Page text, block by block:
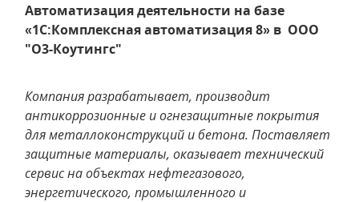
Автоматизация деятельности на базе
«1С:Комплексная автоматизация 8» в ООО
"О3-Коутингс"
Компания разрабатывает, производит
антикоррозионные и огнезащитные покрытия
для металлоконструкций и бетона. Поставляет
защитные материалы, оказывает технический
сервис на объектах нефтегазового,
энергетического, промышленного и